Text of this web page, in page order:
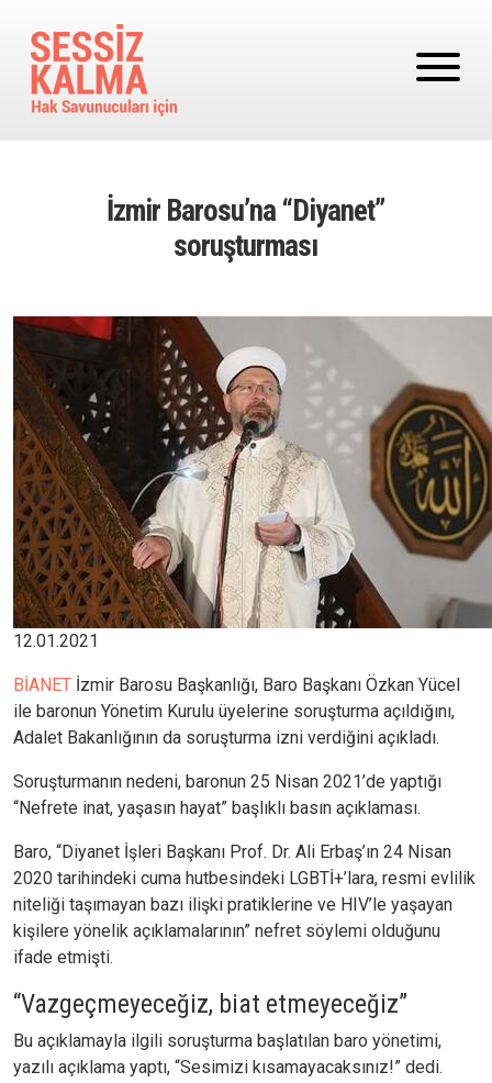
İzmir Barosu’na “Diyanet”
soruşturması
Image
12.01.2021
BİANET İzmir Barosu Başkanlığı, Baro Başkanı Özkan Yücel
ile baronun Yönetim Kurulu üyelerine soruşturma açıldığını,
Adalet Bakanlığının da soruşturma izni verdiğini açıkladı.
Soruşturmanın nedeni, baronun 25 Nisan 2021’de yaptığı
“Nefrete inat, yaşasın hayat” başlıklı basın açıklaması.
Baro, “Diyanet İşleri Başkanı Prof. Dr. Ali Erbaş’ın 24 Nisan
2020 tarihindeki cuma hutbesindeki LGBTİ+’lara, resmi evlilik
niteliği taşımayan bazı ilişki pratiklerine ve HIV’le yaşayan
kişilere yönelik açıklamalarının” nefret söylemi olduğunu
ifade etmişti.
“Vazgeçmeyeceğiz, biat etmeyeceğiz”
Bu açıklamayla ilgili soruşturma başlatılan baro yönetimi,
yazılı açıklama yaptı, “Sesimizi kısamayacaksınız!” dedi.